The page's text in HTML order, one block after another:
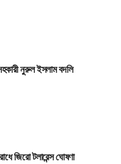
নুরুল ইসলাম বদলি
জিরো টলারেন্স ঘোষণা